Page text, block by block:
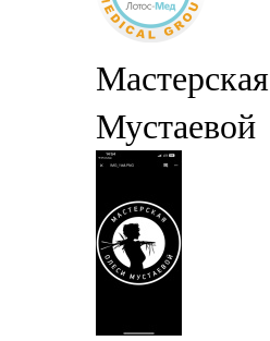
Мастерская
Мустаевой